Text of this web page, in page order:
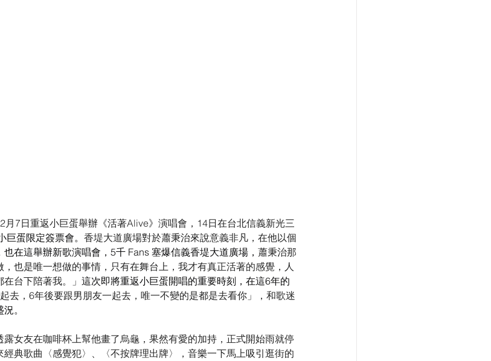
月7日重返小巨蛋舉辦《活著Alive》演唱會，14日在台北信義新光三
巨蛋限定簽票會。 香堤大道廣場對於蕭秉治來說意義非凡，在他以個
也在這舉辦新歌演唱會，5千 Fans 塞爆信義香堤大道廣場， 蕭秉治那
也是唯一想做的事情，只有在舞台上，我才有真正活著的感覺，人
台下陪著我。」 這次即將重返小巨蛋開唱的重要時刻，在這6年的
去，6年後要跟男朋友一起去，唯一不變的是都是去看你」，和歌迷
。
女友在咖啡杯上幫他畫了烏龜，果然有愛的加持，正式開始雨就停
典歌曲〈感覺犯〉、〈不按牌理出牌〉，音樂一下馬上吸引逛街的